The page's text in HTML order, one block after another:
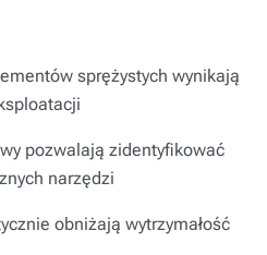
sprężystych wynikają
pozwalają zidentyfikować
narzędzi
obniżają wytrzymałość